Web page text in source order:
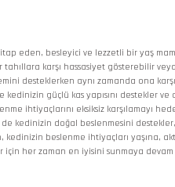
eden, besleyici ve lezzetli bir yaş mama
karşı hassasiyet gösterebilir
desteklerken aynı zamanda ona
güçlü kas yapısını destekler
ihtiyaçlarını eksiksiz karşılamayı
kedinizin doğal beslenmesini
kedinizin beslenme ihtiyaçları yaşına,
her zaman en iyisini sunmaya